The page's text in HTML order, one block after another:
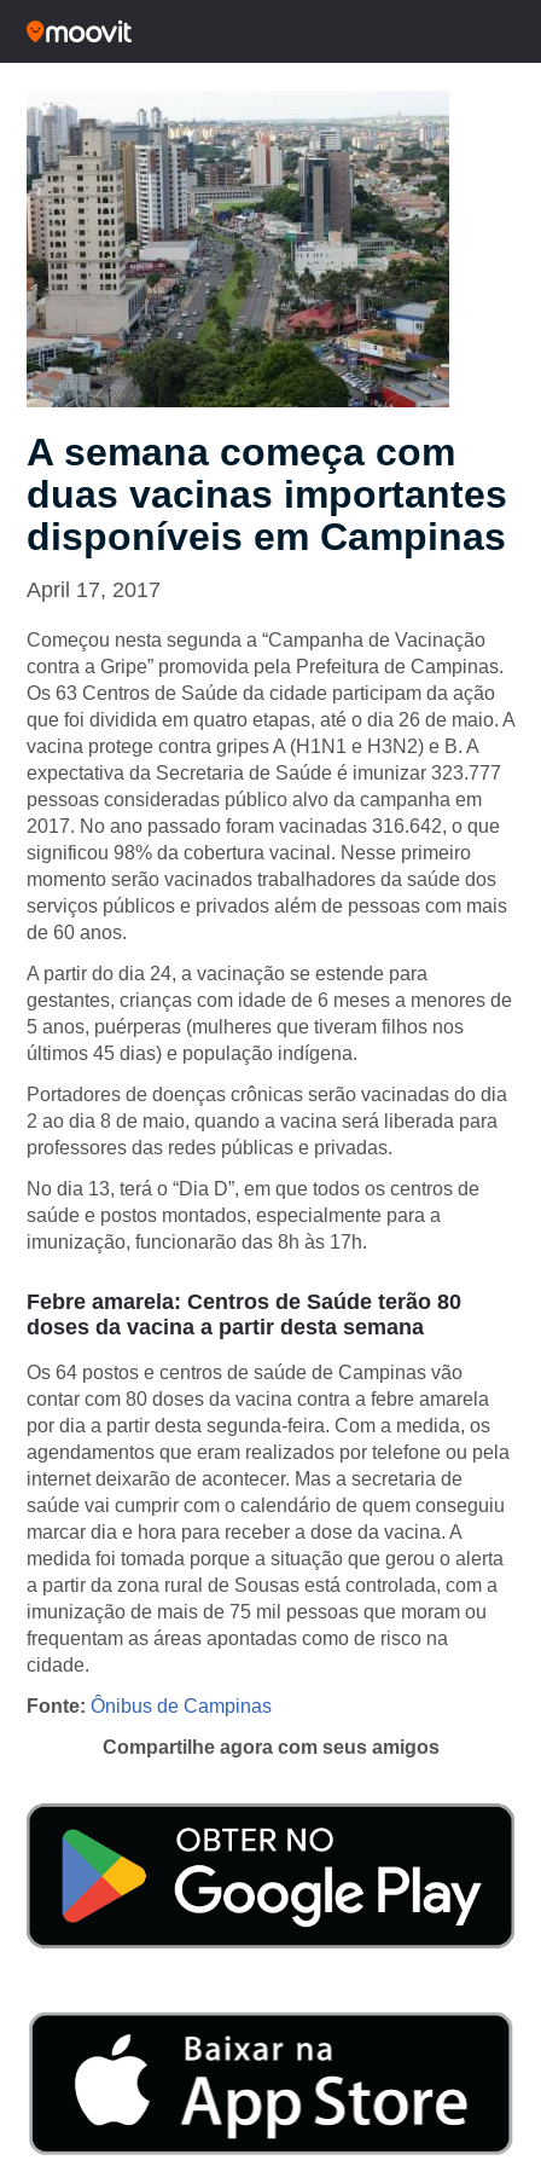
A semana começa com
duas vacinas importantes
disponíveis em Campinas
April 17, 2017
Começou nesta segunda a “Campanha de Vacinação
contra a Gripe” promovida pela Prefeitura de Campinas.
Os 63 Centros de Saúde da cidade participam da ação
que foi dividida em quatro etapas, até o dia 26 de maio. A
vacina protege contra gripes A (H1N1 e H3N2) e B. A
expectativa da Secretaria de Saúde é imunizar 323.777
pessoas consideradas público alvo da campanha em
2017. No ano passado foram vacinadas 316.642, o que
significou 98% da cobertura vacinal. Nesse primeiro
momento serão vacinados trabalhadores da saúde dos
serviços públicos e privados além de pessoas com mais
de 60 anos.
A partir do dia 24, a vacinação se estende para
gestantes, crianças com idade de 6 meses a menores de
5 anos, puérperas (mulheres que tiveram filhos nos
últimos 45 dias) e população indígena.
Portadores de doenças crônicas serão vacinadas do dia
2 ao dia 8 de maio, quando a vacina será liberada para
professores das redes públicas e privadas.
No dia 13, terá o “Dia D”, em que todos os centros de
saúde e postos montados, especialmente para a
imunização, funcionarão das 8h às 17h.
Febre amarela: Centros de Saúde terão 80
doses da vacina a partir desta semana
Os 64 postos e centros de saúde de Campinas vão
contar com 80 doses da vacina contra a febre amarela
por dia a partir desta segunda-feira. Com a medida, os
agendamentos que eram realizados por telefone ou pela
internet deixarão de acontecer. Mas a secretaria de
saúde vai cumprir com o calendário de quem conseguiu
marcar dia e hora para receber a dose da vacina. A
medida foi tomada porque a situação que gerou o alerta
a partir da zona rural de Sousas está controlada, com a
imunização de mais de 75 mil pessoas que moram ou
frequentam as áreas apontadas como de risco na
cidade.
Fonte: Ônibus de Campinas
Compartilhe agora com seus amigos